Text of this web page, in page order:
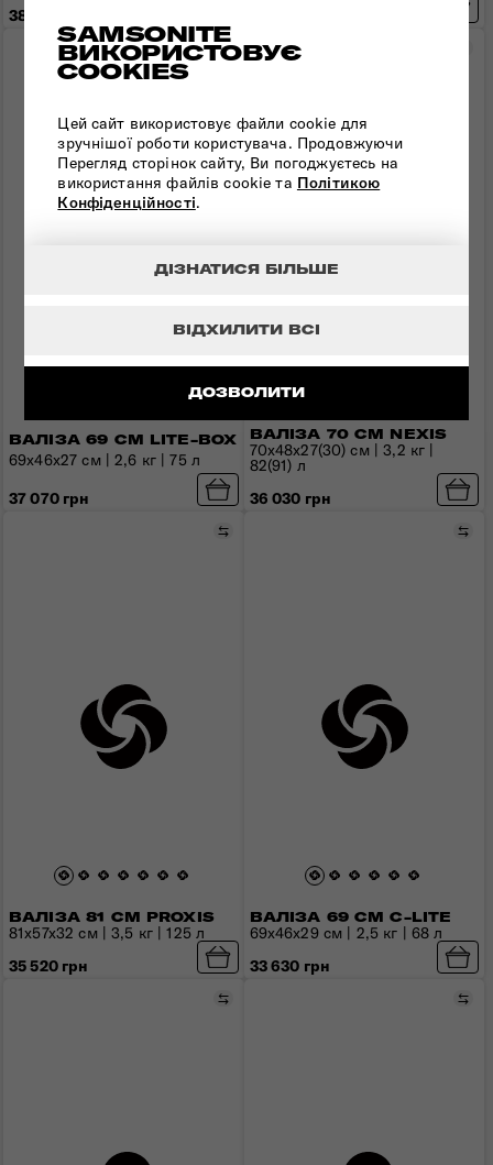
SAMSONITE
ВИКОРИСТОВУЄ
COOKIES
Цей сайт використовує файли cookie для
зручнішої роботи користувача. Продовжуючи
Перегляд сторінок сайту, Ви погоджуєтесь на
використання файлів cookie та Політикою
Конфіденційності.
ДОЗВОЛИТИ
ВІДХИЛИТИ ВСІ
ДІЗНАТИСЯ БІЛЬШЕ
38 790 грн
ВАЛІЗА 69 СМ LITE-BOX
Порівняти
69x46x27 см | 2,6 кг | 75 л
37 070 грн
ВАЛІЗА 70 СМ NEXIS
70x48x27(30) см | 3,2 кг |
82(91) л
36 030 грн
ВАЛІЗА 81 СМ PROXIS
Порівняти
81x57x32 см | 3,5 кг | 125 л
35 520 грн
ВАЛІЗА 69 СМ C-LITE
69x46x29 см | 2,5 кг | 68 л
33 630 грн
Порівняти